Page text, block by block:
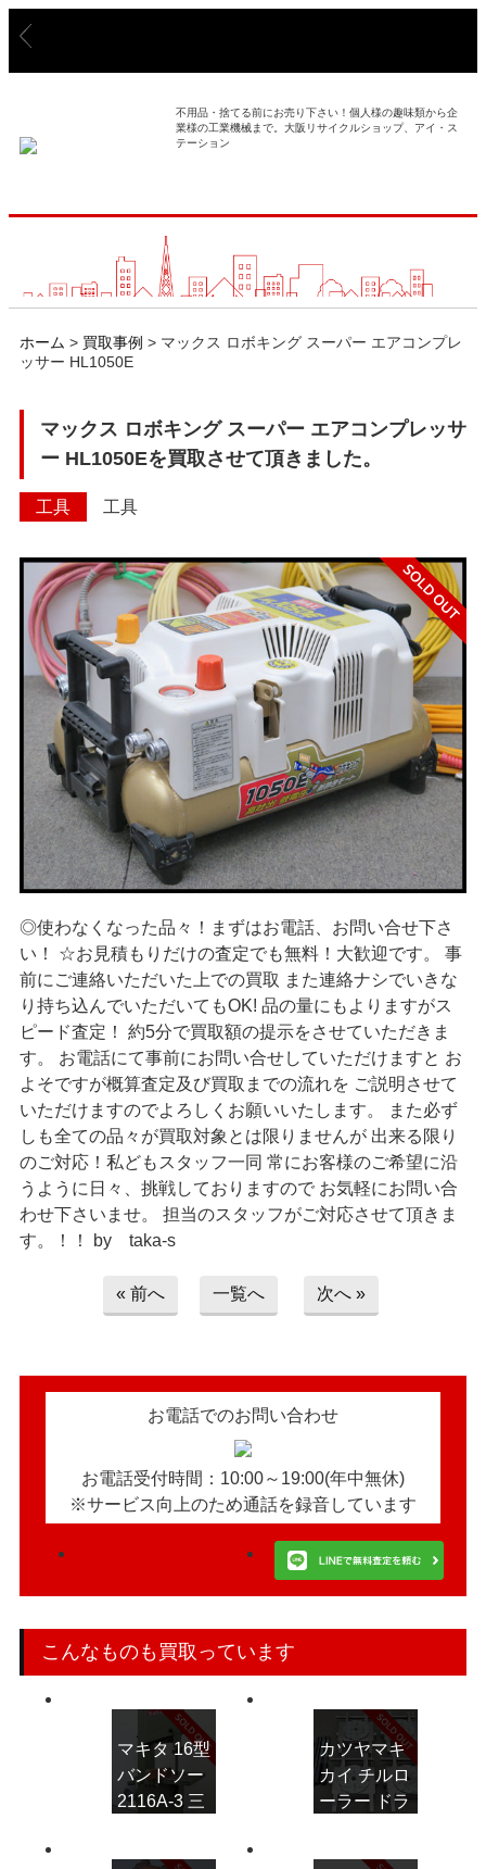
不用品・捨てる前にお売り下さい！個人様の趣味類から企
業様の工業機械まで。大阪リサイクルショップ、アイ・ス
テーション
ホーム > 買取事例 > マックス ロボキング スーパー エアコンプレ
ッサー HL1050E
マックス ロボキング スーパー エアコンプレッサ
ー HL1050Eを買取させて頂きました。
工具 工具
◎使わなくなった品々！まずはお電話、お問い合せ下さ
い！ ☆お見積もりだけの査定でも無料！大歓迎です。 事
前にご連絡いただいた上での買取 また連絡ナシでいきな
り持ち込んでいただいてもOK! 品の量にもよりますがス
ピード査定！ 約5分で買取額の提示をさせていただきま
す。 お電話にて事前にお問い合せしていただけますと お
よそですが概算査定及び買取までの流れを ご説明させて
いただけますのでよろしくお願いいたします。 また必ず
しも全ての品々が買取対象とは限りませんが 出来る限り
のご対応！私どもスタッフ一同 常にお客様のご希望に沿
うように日々、挑戦しておりますので お気軽にお問い合
わせ下さいませ。 担当のスタッフがご対応させて頂きま
す。！！ by taka-s
« 前へ 一覧へ 次へ »
お電話でのお問い合わせ
お電話受付時間：10:00～19:00(年中無休)
※サービス向上のため通話を録音しています
こんなものも買取っています
マキタ 16型
バンドソー
2116A-3 三
カツヤマキ
カイ チルロ
ーラー ドラ
> 買取事例
> 出張買取
> 発送買取
> よくあるご質問
> 工場閉鎖に伴う一括整理
> 債務・任意整理担当の弁
護士さまへ
> おもちゃ・ホビー・楽器
等・マニア品・コレクタ
ーズアイテム
> 厨房機器・店舗用品買取
> 骨董品・古美術品の査定
> 新着情報
> お問い合わせ
> プライバシーポリシー